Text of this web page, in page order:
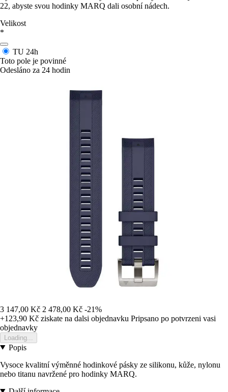
22, abyste svou hodinky MARQ dali osobní nádech.
Velikost
*
TU 24h
Toto pole je povinné
Odesláno za 24 hodin
3 147,00 Kč 2 478,00 Kč -21%
+123,90 Kč ziskate na dalsi objednavku Pripsano po potvrzeni vasi
objednavky
Loading...
Popis
Vysoce kvalitní výměnné hodinkové pásky ze silikonu, kůže, nylonu
nebo titanu navržené pro hodinky MARQ.